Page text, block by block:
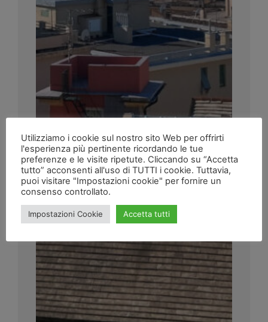
Utilizziamo i cookie sul nostro sito Web per offrirti
l'esperienza più pertinente ricordando le tue
preferenze e le visite ripetute. Cliccando su “Accetta
tutto” acconsenti all'uso di TUTTI i cookie. Tuttavia,
puoi visitare "Impostazioni cookie" per fornire un
consenso controllato.
Impostazioni Cookie Accetta tutti